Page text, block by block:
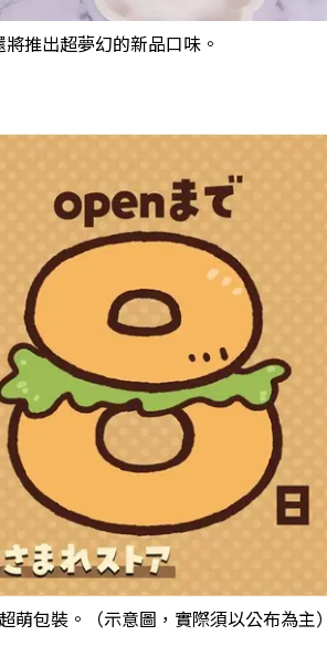
推出超夢幻的新品口味。
包裝。（示意圖，實際須以公布為主）